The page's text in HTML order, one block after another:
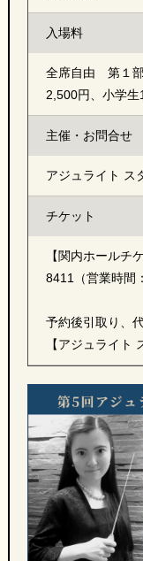
入場料
全席自由 第１
2,500円、小学
主催・お問合せ
アジュライト ス
チケット
【関内ホール
8411（営業時間
※窓
予約後引取り、
【アジュライ